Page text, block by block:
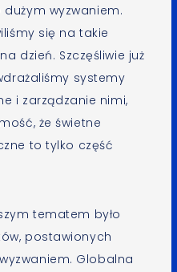
dużym wyzwaniem.
się na takie
dzień. Szczęśliwie już
systemy
i zarządzanie nimi,
że świetne
to tylko część
tematem było
postawionych
Globalna